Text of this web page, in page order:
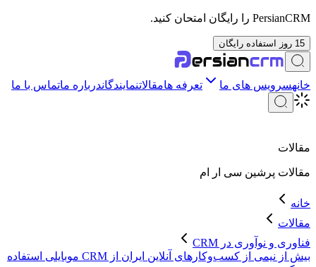
PersianCRM را رایگان امتحان کنید.
15 روز استفاده رایگان
خانهسرویس های ما تعرفه هامقالاتنمایندگاندرباره ماتماس با ما
مقالات
مقالات پرشین سی ار ام
خانه
مقالات
فناوری و نوآوری در CRM
بیش از نیمی از کسب‌وکارهای آنلاین ایران از CRM موبایلی استفاده